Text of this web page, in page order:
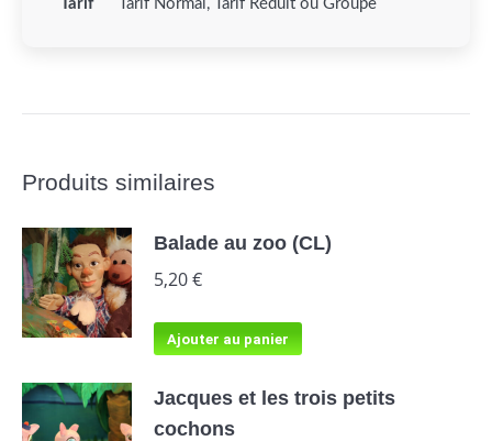
Tarif Tarif Normal, Tarif Réduit ou Groupe
Produits similaires
Balade au zoo (CL)
5,20€
Ajouter au panier
Jacques et les trois petits
cochons